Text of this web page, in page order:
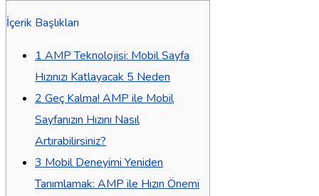
İçerik Başlıkları
1 AMP Teknolojisi: Mobil Sayfa
Hızınızı Katlayacak 5 Neden
2 Geç Kalma! AMP ile Mobil
Sayfanızın Hızını Nasıl
Artırabilirsiniz?
3 Mobil Deneyimi Yeniden
Tanımlamak: AMP ile Hızın Önemi